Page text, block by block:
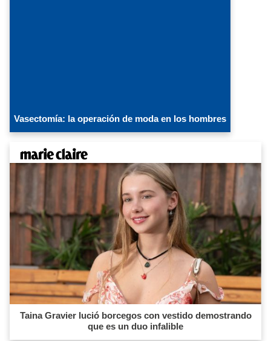
Vasectomía: la operación de moda en los hombres
Taina Gravier lució borcegos con vestido demostrando
que es un duo infalible